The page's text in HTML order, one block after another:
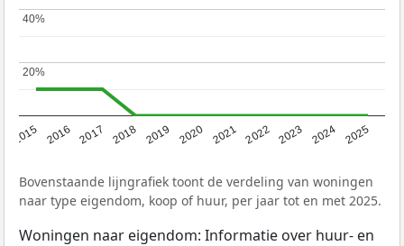
2015 2016 2017 2018 2019 2020 2021 2022 2023 2024 2025
20%
20%
40%
40%
Bovenstaande lijngrafiek toont de verdeling van woningen
naar type eigendom, koop of huur, per jaar tot en met 2025.
Woningen naar eigendom: Informatie over huur- en